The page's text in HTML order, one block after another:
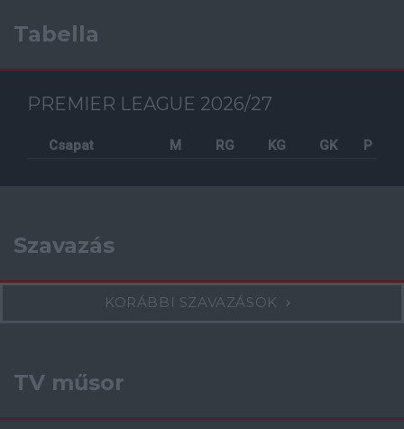
Tabella
PREMIER LEAGUE 2026/27
Csapat M RG KG GK P
Szavazás
KORÁBBI SZAVAZÁSOK
TV műsor